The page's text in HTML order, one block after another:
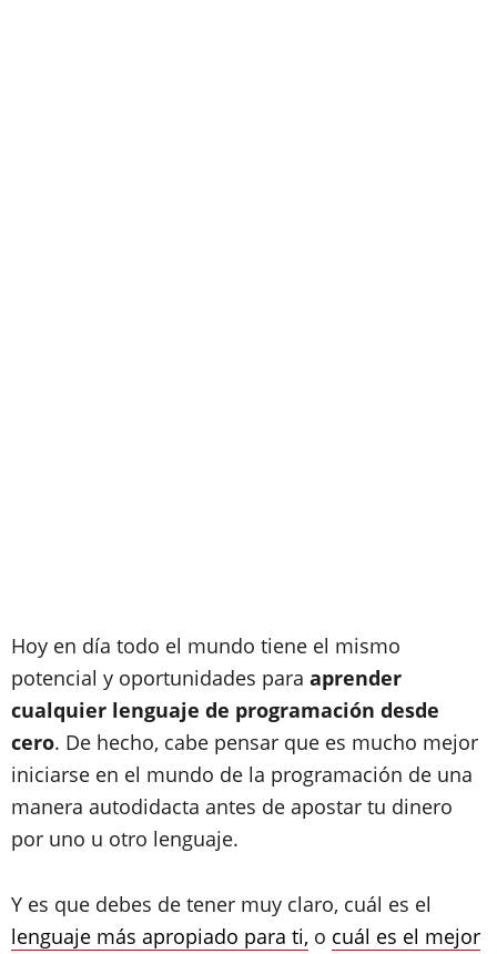
Hoy en día todo el mundo tiene el mismo
potencial y oportunidades para aprender
cualquier lenguaje de programación desde
cero. De hecho, cabe pensar que es mucho mejor
iniciarse en el mundo de la programación de una
manera autodidacta antes de apostar tu dinero
por uno u otro lenguaje.
Y es que debes de tener muy claro, cuál es el
lenguaje más apropiado para ti, o cuál es el mejor